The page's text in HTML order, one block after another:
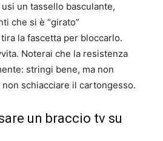
un tassello basculante,
che si è “girato”
la fascetta per bloccarlo.
Noterai che la resistenza
stringi bene, ma non
schiacciare il cartongesso.
un braccio tv su